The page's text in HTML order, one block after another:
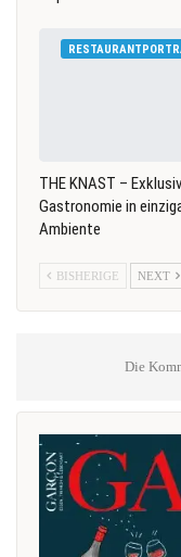
THE KNAST –
Gastronomie in
Ambiente
BISHERIGE NEXT
Die